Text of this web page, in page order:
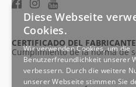
CERTIFICADO DEL FABRICANTE
Cumplimiento de la norma de
Diese Webseite
Cookies.
Wir verwenden Cookies, um die
Benutzerfreundlichkeit unserer
verbessern. Durch die weitere
unserer Webseite stimmen Sie